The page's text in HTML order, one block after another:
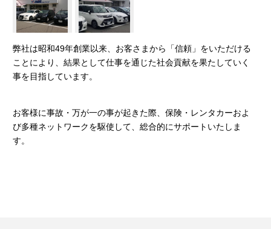
弊社は昭和49年創業以来、お客さまから「信頼」をいただける
ことにより、結果として仕事を通じた社会貢献を果たしていく
事を目指しています。
お客様に事故・万が一の事が起きた際、保険・レンタカーおよ
び多種ネットワークを駆使して、総合的にサポートいたしま
す。